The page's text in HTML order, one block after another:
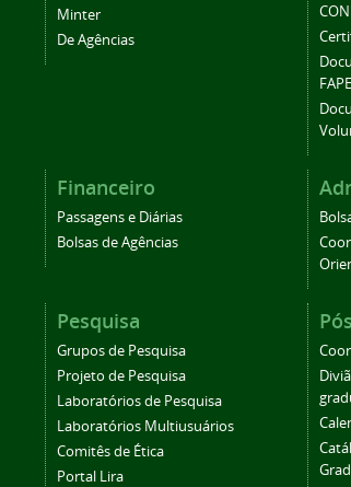
Minter
De Agências
Financeiro
Passagens e Diárias
Bolsas de Agências
Pesquisa
Grupos de Pesquisa
Projeto de Pesquisa
Laboratórios de Pesquisa
Laboratórios Multiusuários
Comitês de Ética
Portal Lira